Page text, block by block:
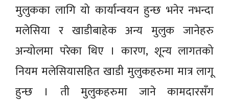
मुलुकका लागि यो कार्यान्वयन हुन्छ भनेर नभन्दा
मलेसिया र खाडीबाहेक अन्य मुलुक जानेहरु
अन्योलमा परेका थिए । कारण, शून्य लागतको
नियम मलेसियासहित खाडी मुलुकहरुमा मात्र लागू
हुन्छ । ती मुलुकहरुमा जाने कामदारसँग